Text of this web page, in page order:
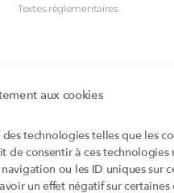
aux cookies
technologies telles que les
de consentir à ces technologies
ou les ID uniques sur
un effet négatif sur certaines
Textes règlementaires